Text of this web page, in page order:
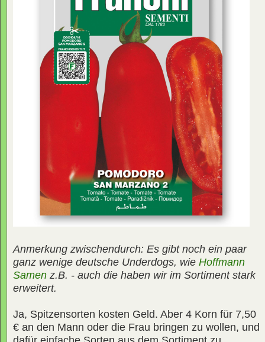
Anmerkung zwischendurch: Es gibt noch ein paar
ganz wenige deutsche Underdogs, wie Hoffmann
Samen z.B. - auch die haben wir im Sortiment stark
erweitert.
Ja, Spitzensorten kosten Geld. Aber 4 Korn für 7,50
€ an den Mann oder die Frau bringen zu wollen, und